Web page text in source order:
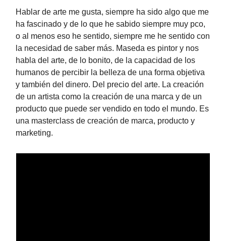
Hablar de arte me gusta, siempre ha sido algo que me
ha fascinado y de lo que he sabido siempre muy pco,
o al menos eso he sentido, siempre me he sentido con
la necesidad de saber más. Maseda es pintor y nos
habla del arte, de lo bonito, de la capacidad de los
humanos de percibir la belleza de una forma objetiva
y también del dinero. Del precio del arte. La creación
de un artista como la creación de una marca y de un
producto que puede ser vendido en todo el mundo. Es
una masterclass de creación de marca, producto y
marketing.